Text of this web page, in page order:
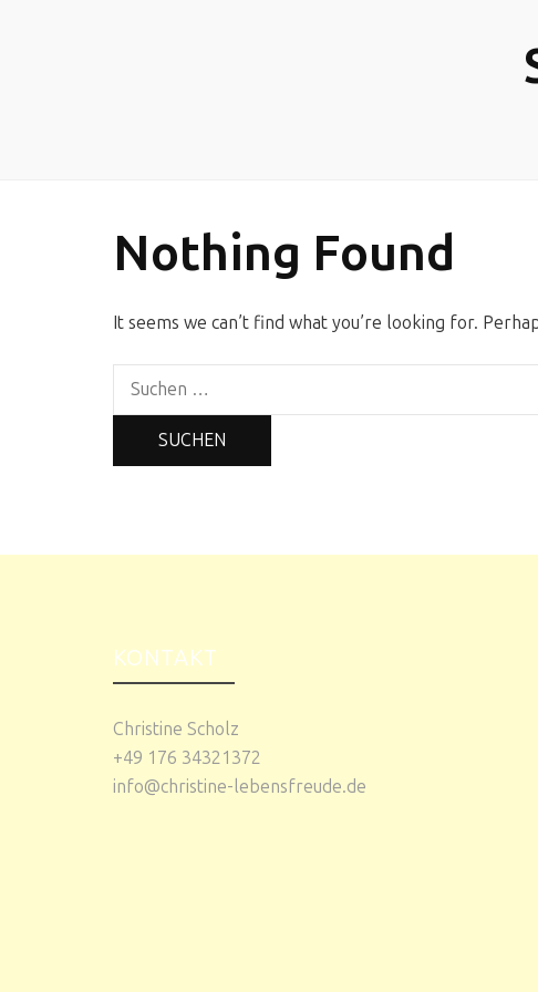
Nothing Found
It seems we can’t find what you’re looking for.
Suchen
KONTAKT
Christine Scholz
+49 176 34321372
info@christine-lebensfreude.de